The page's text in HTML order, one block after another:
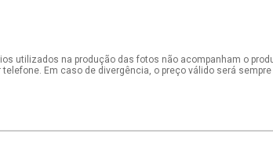
utilizados na produção das fotos não acompanham o
Em caso de divergência, o preço válido será